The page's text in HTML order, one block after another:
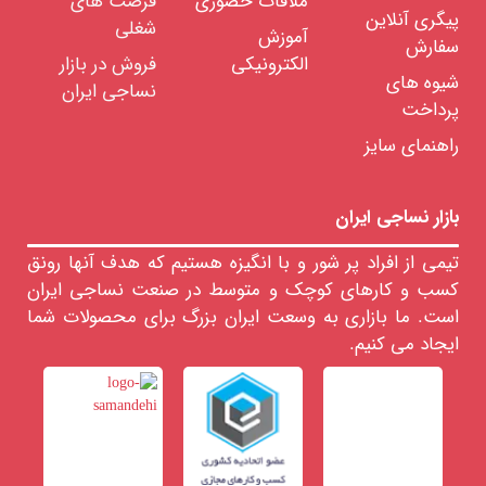
نمایشگاه
مجازی
صنعت
حدود
قیمت
681818
پیگری آنلاین
سفارش
شیوه های
پرداخت
راهنمای سایز
آموزش
الکترونیکی
شغلی
فروش در بازار
نساجی ایران
بازار نساجی ایران
تیمی از افراد پر شور و با انگیزه هستیم که هدف آنها رونق
کسب و کارهای کوچک و متوسط در صنعت نساجی ایران
است. ما بازاری به وسعت ایران بزرگ برای محصولات شما
ایجاد می کنیم.